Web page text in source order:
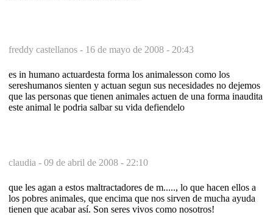
freddy castellanos - 16 de mayo de 2008 - 20:43
es in humano actuardesta forma los animalesson como los
sereshumanos sienten y actuan segun sus necesidades no dejemos
que las personas que tienen animales actuen de una forma inaudita
este animal le podria salbar su vida defiendelo
claudia - 09 de abril de 2008 - 22:10
que les agan a estos maltractadores de m....., lo que hacen ellos a
los pobres animales, que encima que nos sirven de mucha ayuda
tienen que acabar así. Son seres vivos como nosotros!